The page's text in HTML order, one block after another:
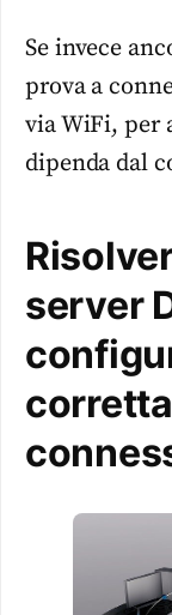
Se invece
prova a
via WiFi, per
dipenda dal
server